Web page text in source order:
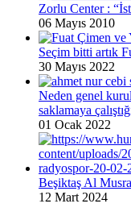
Zorlu Center :
06 Mayıs 2010
Seçim bitti artık
30 Mayıs 2022
Neden genel
saklamaya
01 Ocak 2022
Beşiktaş Al
12 Mart 2024